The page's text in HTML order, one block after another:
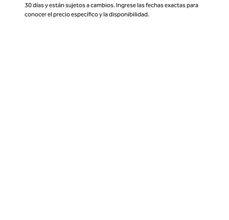
30 días y están sujetos a cambios. Ingrese las fechas exactas para
conocer el precio específico y la disponibilidad.